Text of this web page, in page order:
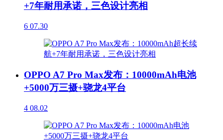
+7年耐用承诺，三色设计亮相
6 07.30
OPPO A7 Pro Max发布：10000mAh电池
+5000万三摄+骁龙4平台
4 08.02